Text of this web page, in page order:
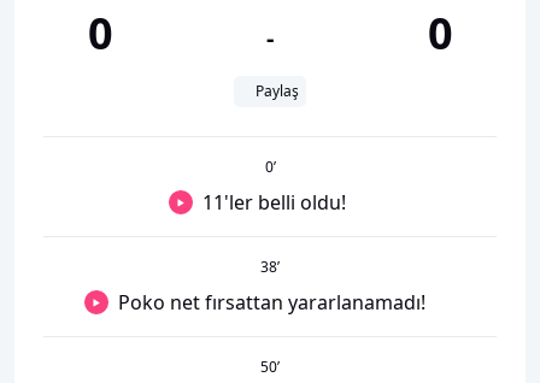
0 -
Paylaş
0
0’
11'ler belli oldu!
38’
Poko net fırsattan yararlanamadı!
50’